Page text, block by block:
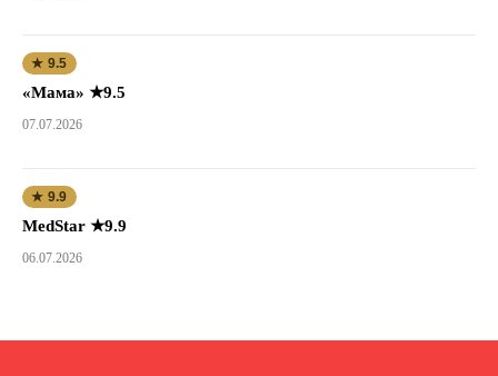
★ 9.5
«Мама» ★9.5
07.07.2026
★ 9.9
MedStar ★9.9
06.07.2026